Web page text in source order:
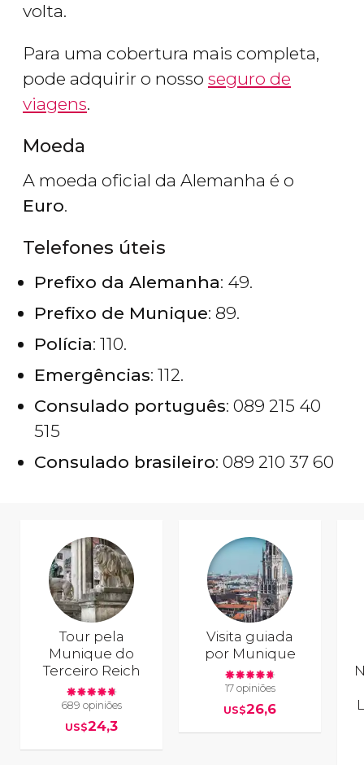
volta.
Para uma cobertura mais completa,
pode adquirir o nosso seguro de
viagens.
Moeda
A moeda oficial da Alemanha é o
Euro.
Telefones úteis
Prefixo da Alemanha: 49.
Prefixo de Munique: 89.
Polícia: 110.
Emergências: 112.
Consulado português: 089 215 40
515
Consulado brasileiro: 089 210 37 60
Tour pela
Munique do
Terceiro Reich
689 opiniões
US$24,3
Visita guiada
por Munique
17 opiniões
US$26,6